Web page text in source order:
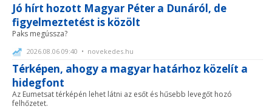
Jó hírt hozott Magyar Péter a Dunáról, de
figyelmeztetést is közölt
Paks megússza?
2026.08.06 09:40 • novekedes.hu
Térképen, ahogy a magyar határhoz közelít a
hidegfont
Az Eumetsat térképén lehet látni az esőt és hűsebb levegőt hozó
felhőzetet.